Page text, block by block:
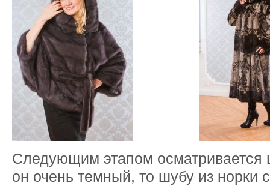
Следующим этапом осматривается
он очень темный, то шубу из норки